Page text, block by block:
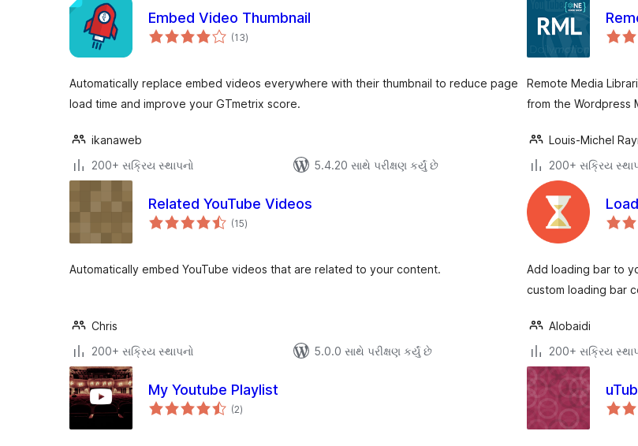
Embed Video Thumbnail
(13કુલ
રેટિંગ્સ
)
Automatically replace embed videos everywhere with their thumbnail to reduce page
load time and improve your GTmetrix score.
ikanaweb
200+ સક્રિય સ્થાપનો
5.4.20 સાથે પરીક્ષણ કર્યું છે
Remote Media
from the Wordpress
Louis-Michel
200+ સક્રિય
Related YouTube Videos
(15કુલ
રેટિંગ્સ
)
Automatically embed YouTube videos that are related to your content.
Chris
200+ સક્રિય સ્થાપનો
5.0.0 સાથે પરીક્ષણ કર્યું છે
Add loading bar to
custom loading bar
Alobaidi
200+ સક્રિય
My Youtube Playlist
(2કુલ
રેટિંગ્સ
)